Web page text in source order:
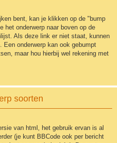
bent, kan je klikken op de "bump
het onderwerp naar boven op de
Als deze link er niet staat, kunnen
Een onderwerp kan ook gebumpt
maar hou hierbij wel rekening met
soorten
van html, het gebruik ervan is al
(je kunt BBCode ook per bericht